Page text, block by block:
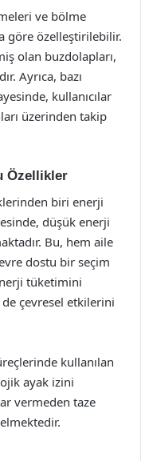
ve bölme
göre özelleştirilebilir.
olan buzdolapları,
Ayrıca, bazı
kullanıcılar
üzerinden takip
Özellikler
biri enerji
düşük enerji
Bu, hem aile
dostu bir seçim
tüketimini
çevresel etkilerini
kullanılan
ayak izini
vermeden taze